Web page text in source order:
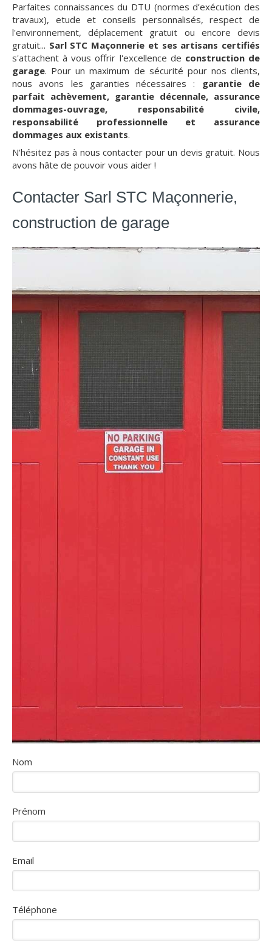
Parfaites connaissances du DTU (normes d’exécution des
travaux), etude et conseils personnalisés, respect de
l'environnement, déplacement gratuit ou encore devis
gratuit... Sarl STC Maçonnerie et ses artisans certifiés
s'attachent à vous offrir l'excellence de construction de
garage. Pour un maximum de sécurité pour nos clients,
nous avons les garanties nécessaires : garantie de
parfait achèvement, garantie décennale, assurance
dommages-ouvrage, responsabilité civile,
responsabilité professionnelle et assurance
dommages aux existants.
N'hésitez pas à nous contacter pour un devis gratuit. Nous
avons hâte de pouvoir vous aider !
Contacter Sarl STC Maçonnerie,
construction de garage
Nom
Prénom
Email
Téléphone